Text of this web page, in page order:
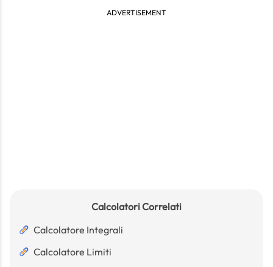
ADVERTISEMENT
Calcolatori Correlati
Calcolatore Integrali
Calcolatore Limiti